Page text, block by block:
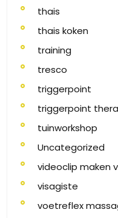
thais
thais koken
training
tresco
triggerpoint
triggerpoint
tuinworkshop
Uncategorized
videoclip maken
visagiste
voetreflex